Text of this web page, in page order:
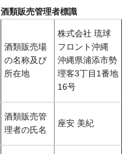
酒類販売管理者標識
酒類販売場
の名称及び
所在地
株式会社 琉球
フロント沖縄
沖縄県浦添市勢
理客3丁目1番地
16号
酒類販売管
理者の氏名
座安 美紀